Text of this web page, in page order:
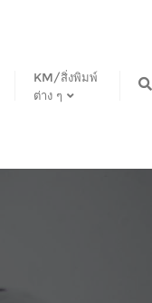
KM/สิ่งพิมพ์
ต่าง ๆ